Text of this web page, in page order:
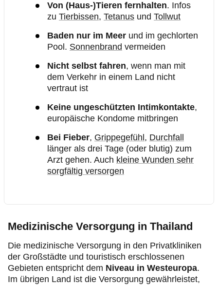
Von (Haus-)Tieren fernhalten. Infos
zu Tierbissen, Tetanus und Tollwut
Baden nur im Meer und im gechlorten
Pool. Sonnenbrand vermeiden
Nicht selbst fahren, wenn man mit
dem Verkehr in einem Land nicht
vertraut ist
Keine ungeschützten Intimkontakte,
europäische Kondome mitbringen
Bei Fieber, Grippegefühl , Durchfall
länger als drei Tage (oder blutig) zum
Arzt gehen. Auch kleine Wunden sehr
sorgfältig versorgen
Medizinische Versorgung in Thailand
Die medizinische Versorgung in den Privatkliniken
der Großstädte und touristisch erschlossenen
Gebieten entspricht dem Niveau in Westeuropa.
Im übrigen Land ist die Versorgung gewährleistet,